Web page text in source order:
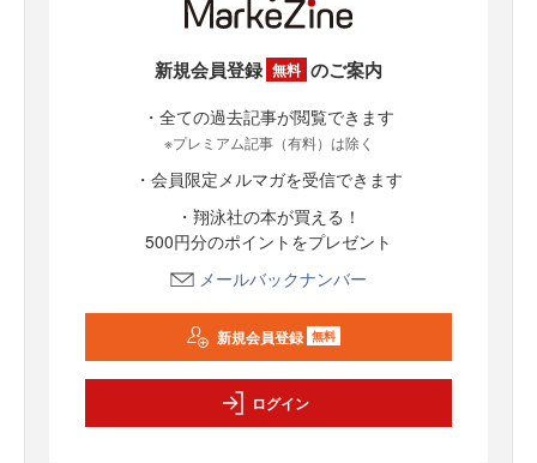
新規会員登録 無料 のご案内
・全ての過去記事が閲覧できます
※プレミアム記事（有料）は除く
・会員限定メルマガを受信できます
・翔泳社の本が買える！
500円分のポイントをプレゼント
メールバックナンバー
新規会員登録 無料
ログイン